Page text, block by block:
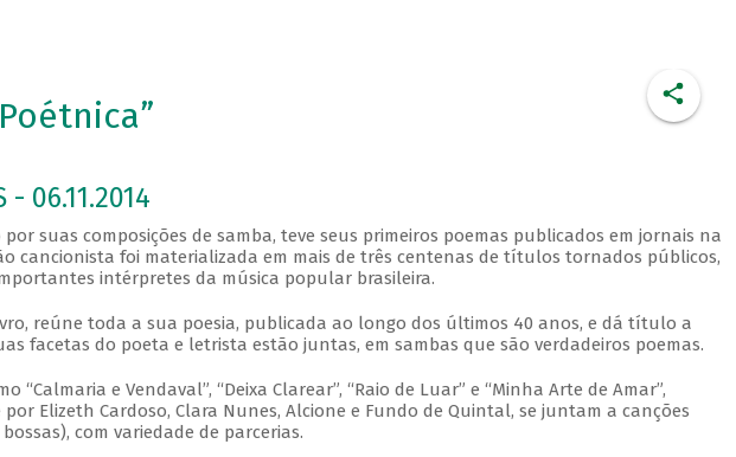
06.11.2014
por suas composições de samba, teve seus primeiros poemas publicados em jornais na
cancionista foi materializada em mais de três centenas de títulos tornados públicos,
intérpretes da música popular brasileira.
reúne toda a sua poesia, publicada ao longo dos últimos 40 anos, e dá título a
facetas do poeta e letrista estão juntas, em sambas que são verdadeiros poemas.
“Calmaria e Vendaval”, “Deixa Clarear”, “Raio de Luar” e “Minha Arte de Amar”,
Elizeth Cardoso, Clara Nunes, Alcione e Fundo de Quintal, se juntam a canções
com variedade de parcerias.